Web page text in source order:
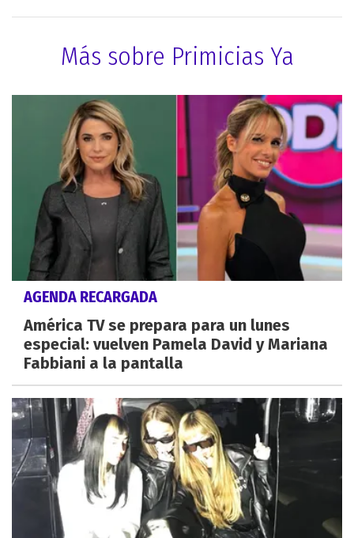
Más sobre Primicias Ya
AGENDA RECARGADA
América TV se prepara para un lunes
especial: vuelven Pamela David y Mariana
Fabbiani a la pantalla